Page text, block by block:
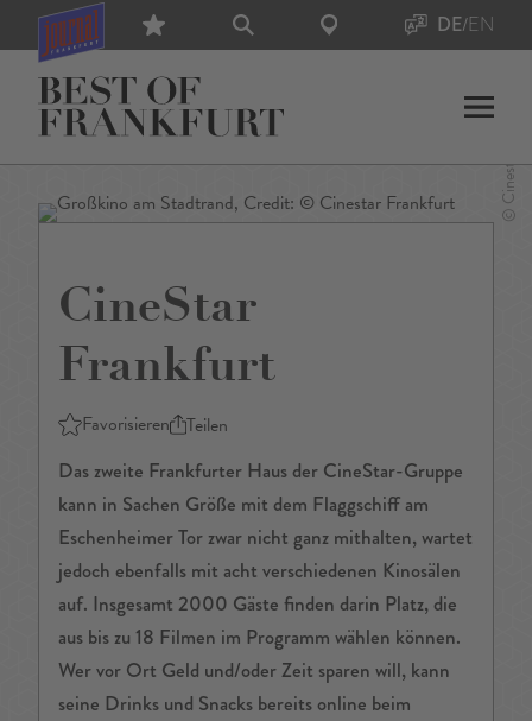
DE/EN
CineStar
Frankfurt
Favorisieren Teilen
Das zweite Frankfurter Haus der CineStar-Gruppe
kann in Sachen Größe mit dem Flaggschiff am
Eschenheimer Tor zwar nicht ganz mithalten, wartet
jedoch ebenfalls mit acht verschiedenen Kinosälen
auf. Insgesamt 2000 Gäste finden darin Platz, die
aus bis zu 18 Filmen im Programm wählen können.
Wer vor Ort Geld und/oder Zeit sparen will, kann
seine Drinks und Snacks bereits online beim